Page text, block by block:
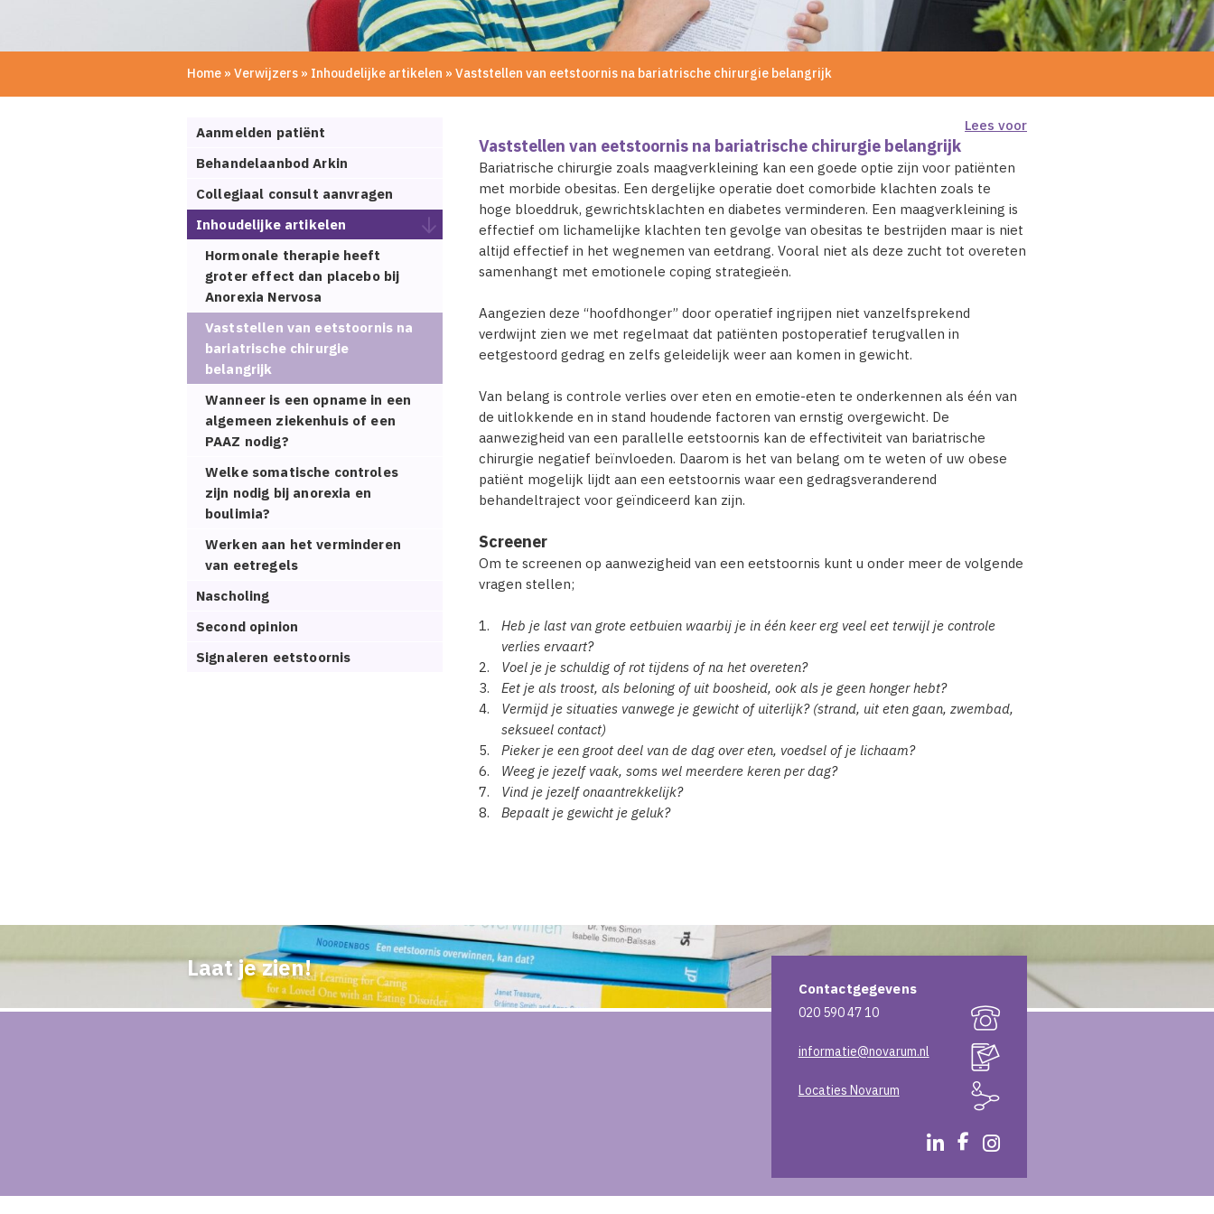
Home » Verwijzers » Inhoudelijke artikelen » Vaststellen van eetstoornis na bariatrische chirurgie belangrijk
Lees voor
Aanmelden patiënt
Behandelaanbod Arkin
Collegiaal consult aanvragen
Inhoudelijke artikelen
Hormonale therapie heeft
groter effect dan placebo bij
Anorexia Nervosa
Vaststellen van eetstoornis na
bariatrische chirurgie
belangrijk
Wanneer is een opname in een
algemeen ziekenhuis of een
PAAZ nodig?
Welke somatische controles
zijn nodig bij anorexia en
boulimia?
Werken aan het verminderen
van eetregels
Nascholing
Second opinion
Signaleren eetstoornis
Vaststellen van eetstoornis na bariatrische chirurgie belangrijk
Bariatrische chirurgie zoals maagverkleining kan een goede optie zijn voor patiënten
met morbide obesitas. Een dergelijke operatie doet comorbide klachten zoals te
hoge bloeddruk, gewrichtsklachten en diabetes verminderen. Een maagverkleining is
effectief om lichamelijke klachten ten gevolge van obesitas te bestrijden maar is niet
altijd effectief in het wegnemen van eetdrang. Vooral niet als deze zucht tot overeten
samenhangt met emotionele coping strategieën.
Aangezien deze “hoofdhonger” door operatief ingrijpen niet vanzelfsprekend
verdwijnt zien we met regelmaat dat patiënten postoperatief terugvallen in
eetgestoord gedrag en zelfs geleidelijk weer aan komen in gewicht.
Van belang is controle verlies over eten en emotie-eten te onderkennen als één van
de uitlokkende en in stand houdende factoren van ernstig overgewicht. De
aanwezigheid van een parallelle eetstoornis kan de effectiviteit van bariatrische
chirurgie negatief beïnvloeden. Daarom is het van belang om te weten of uw obese
patiënt mogelijk lijdt aan een eetstoornis waar een gedragsveranderend
behandeltraject voor geïndiceerd kan zijn.
Screener
Om te screenen op aanwezigheid van een eetstoornis kunt u onder meer de volgende
vragen stellen;
Heb je last van grote eetbuien waarbij je in één keer erg veel eet terwijl je controle
verlies ervaart?
Voel je je schuldig of rot tijdens of na het overeten?
Eet je als troost, als beloning of uit boosheid, ook als je geen honger hebt?
Vermijd je situaties vanwege je gewicht of uiterlijk? (strand, uit eten gaan, zwembad,
seksueel contact)
Pieker je een groot deel van de dag over eten, voedsel of je lichaam?
Weeg je jezelf vaak, soms wel meerdere keren per dag?
Vind je jezelf onaantrekkelijk?
Bepaalt je gewicht je geluk?
Laat je zien!
Contactgegevens
020 590 47 10
informatie@novarum.nl
Locaties Novarum